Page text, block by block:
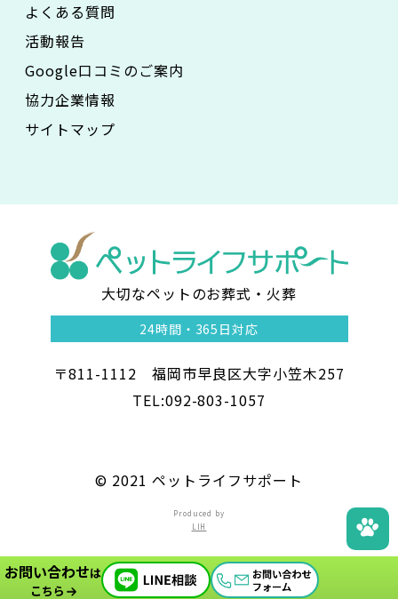
よくある質問
活動報告
Google口コミのご案内
協力企業情報
サイトマップ
ッ
ト
ポ
大切なペットのお葬式・火葬
24時間・ 365日対応
〒811-1112 福岡市早良区大字小笠木257
TEL:092-803-1057
©︎ 2021 ペットライフサポート
Produced by
LIH
お問い合わせは
こちら